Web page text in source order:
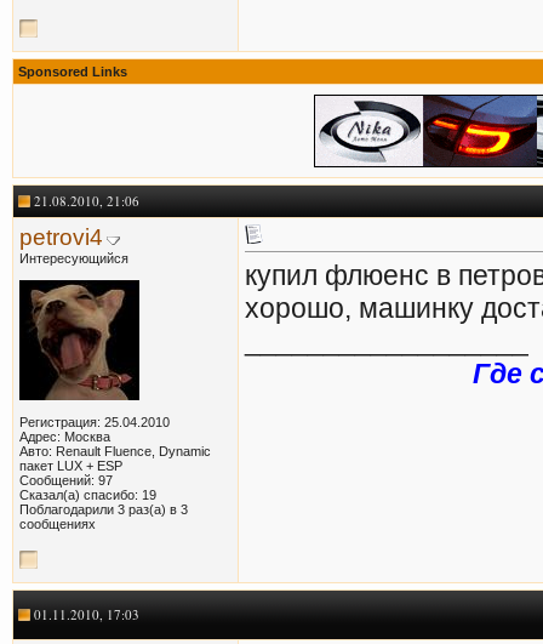
Sponsored Links
21.08.2010, 21:06
petrovi4
Интересующийся
Регистрация: 25.04.2010
Адрес: Москва
Авто: Renault Fluence, Dynamic
пакет LUX + ESP
Сообщений: 97
Сказал(а) спасибо: 19
Поблагодарили 3 раз(а) в 3
сообщениях
купил флюенс в
хорошо, машинку
Где
01.11.2010, 17:03